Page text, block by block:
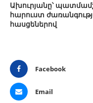
Ախուրյանը՝
հարուստ
հասցեներով
Facebook
Email